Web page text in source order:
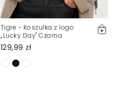
Tigre - Koszulka z logo
,,Lucky Day" Czarna
129,99 zł